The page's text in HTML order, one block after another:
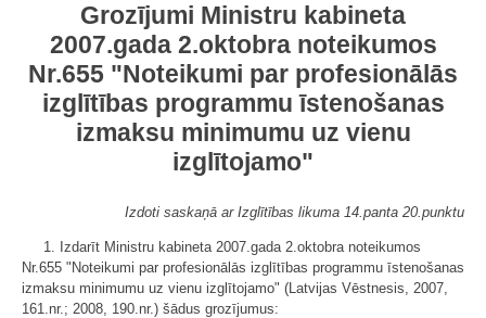
Grozījumi Ministru kabineta
2007.gada 2.oktobra noteikumos
Nr.655 "Noteikumi par profesionālās
izglītības programmu īstenošanas
izmaksu minimumu uz vienu
izglītojamo"
Izdoti saskaņā ar Izglītības likuma 14.panta 20.punktu
1. Izdarīt Ministru kabineta 2007.gada 2.oktobra noteikumos
Nr.655 "Noteikumi par profesionālās izglītības programmu īstenošanas
izmaksu minimumu uz vienu izglītojamo" (Latvijas Vēstnesis, 2007,
161.nr.; 2008, 190.nr.) šādus grozījumus: